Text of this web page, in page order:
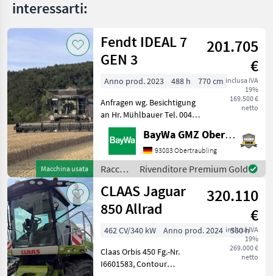
MARKETPLACE
Marketplace
Offerte dei
rivenditori
Annunci
interessarti:
Macchina usata
Fendt IDEAL 7
GEN 3
201.705
€
inclusa IVA
19%
169.500 €
netto
Anno prod. 2023 488 h
770 cm
Anfragen wg. Besichtigung
an Hr. Mühlbauer Tel. 0049
151 1610 4033.Rapsmesser,
Computer di bordo,
Trazione idrostatica,
Trazione integrale, Testata
per colza, Trinciapa
BayWa GMZ Obertraubling
93083 Obertraubling
Raccolto
agricolo
/ Fendt
Rivenditore Premium Gold
CLAAS Jaguar
850 Allrad
320.110
€
inclusa IVA
19%
269.000 €
netto
462 CV/340 kW Anno prod. 2024
560 h
Claas Orbis 450 Fg.-Nr.
I6601583, Contour